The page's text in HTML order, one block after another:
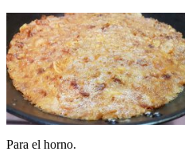
Para el horno.